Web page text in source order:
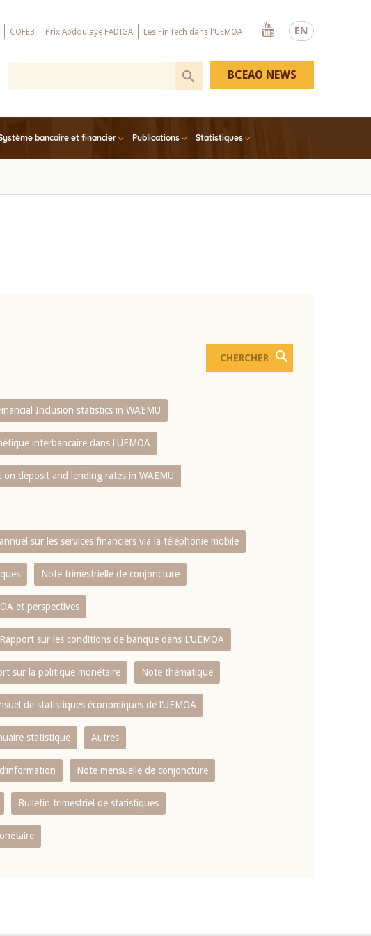
EN
COFEB Prix Abdoulaye FADIGA Les FinTech dans l'UEMOA
Youtube
bancaire et financier Publications Statistiques
BCEAO NEWS
Inclusion statistics in WAEMU
interbancaire dans l'UEMOA
on deposit and lending rates in WAEMU
sur les services financiers via la téléphonie mobile
Note trimestrielle de conjoncture
et perspectives
Rapport sur les conditions de banque dans L‘UEMOA
sur la politique monétaire Note thématique
de statistiques économiques de l‘UEMOA
statistique Autres
Note mensuelle de conjoncture
Bulletin trimestriel de statistiques